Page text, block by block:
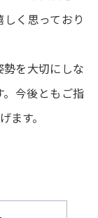
く思っており
を大切にしな
今後ともご指
ます。